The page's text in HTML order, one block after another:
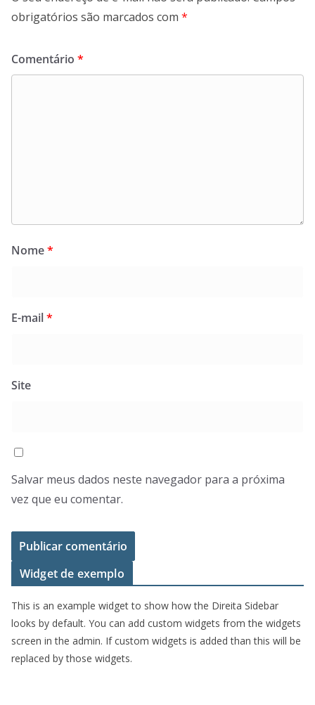
obrigatórios são marcados com *
Comentário *
Nome*
E-mail*
Site
Salvar meus dados neste navegador para a próxima
vez que eu comentar.
Widget de exemplo
This is an example widget to show how the Direita Sidebar
looks by default. You can add custom widgets from the widgets
screen in the admin. If custom widgets is added than this will be
replaced by those widgets.